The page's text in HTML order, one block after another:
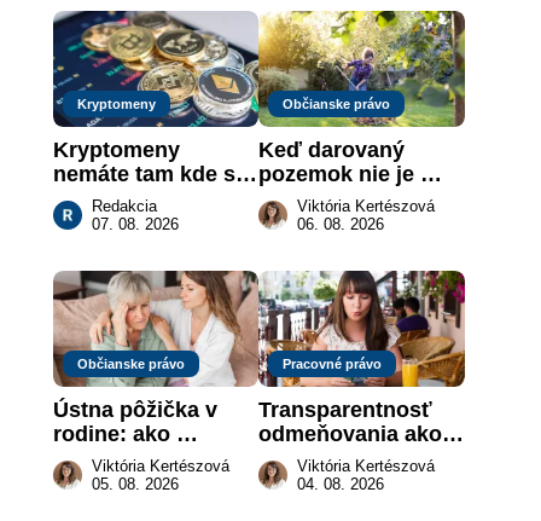
Kryptomeny
Kryptomeny
nemáte tam kde si
myslíte: Viete, kde
sa naozaj
Redakcia
07. 08. 2026
Občianske právo
Keď darovaný
pozemok nie je
„hotová vec“: kedy
môže darca žiadať
Viktória Kertészová
06. 08. 2026
Občianske právo
Ústna pôžička v
rodine: ako
vymôcť peniaze,
keď na papieri nie
Viktória Kertészová
05. 08. 2026
Pracovné právo
Transparentnosť
odmeňovania ako
právna povinnosť:
revolúcia na
Viktória Kertészová
04. 08. 2026